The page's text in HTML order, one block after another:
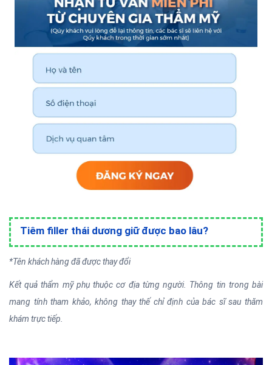
Tiêm filler thái dương giữ được bao lâu?
*Tên khách hàng đã được thay đổi
Kết quả thẩm mỹ phụ thuộc cơ địa từng người. Thông tin trong bài
mang tính tham khảo, không thay thế chỉ định của bác sĩ sau thăm
khám trực tiếp.